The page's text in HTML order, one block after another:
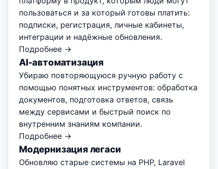
пользоваться и за который готовы платить:
подписки, регистрация, личные кабинеты,
интеграции и надёжные обновления.
Подробнее →
AI-автоматизация
Убираю повторяющуюся ручную работу с
помощью понятных инструментов: обработка
документов, подготовка ответов, связь
между сервисами и быстрый поиск по
внутренним знаниям компании.
Подробнее →
Модернизация легаси
Обновляю старые системы на PHP, Laravel